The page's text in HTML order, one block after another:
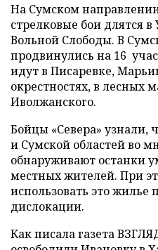
На Сумском
стрелковые бои длятся
Вольной Слободы. В
продвинулись на 16
идут в Писаревке,
окрестностях, в лесных
Иволжанского.
Бойцы «Севера» узнали,
и Сумской областей во
обнаруживают останки
местных жителей. При
использовать это
дислокации.
Как писала газета